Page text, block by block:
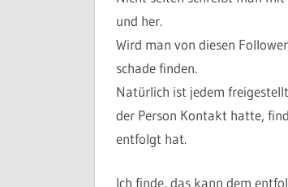
und her.
Wird man von diesen
schade finden.
Natürlich ist jedem
der Person Kontakt hatte,
entfolgt hat.
Ich finde, das kann dem